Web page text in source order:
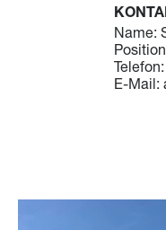
Name:
E-Mail: